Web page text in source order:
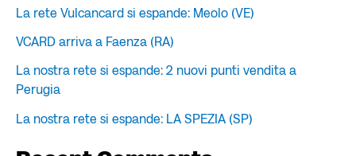
La rete Vulcancard si espande: Meolo (VE)
VCARD arriva a Faenza (RA)
La nostra rete si espande: 2 nuovi punti vendita a
Perugia
La nostra rete si espande: LA SPEZIA (SP)